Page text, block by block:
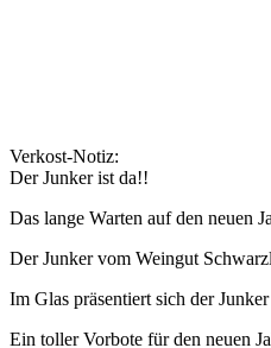
Verkost-Notiz:
Der Junker ist da!!
Das lange Warten auf den neuen
Der Junker vom Weingut
Im Glas präsentiert sich der
Ein toller Vorbote für den neuen